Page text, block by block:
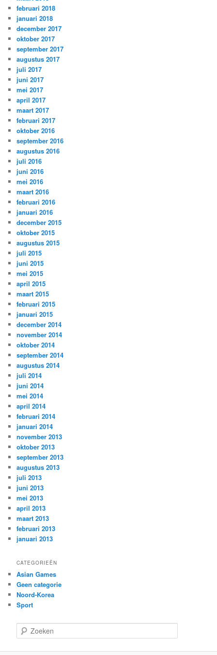
februari 2018
januari 2018
december 2017
oktober 2017
september 2017
augustus 2017
juli 2017
juni 2017
mei 2017
april 2017
maart 2017
februari 2017
oktober 2016
september 2016
augustus 2016
juli 2016
juni 2016
mei 2016
maart 2016
februari 2016
januari 2016
december 2015
oktober 2015
augustus 2015
juli 2015
juni 2015
mei 2015
april 2015
maart 2015
februari 2015
januari 2015
december 2014
november 2014
oktober 2014
september 2014
augustus 2014
juli 2014
juni 2014
mei 2014
april 2014
februari 2014
januari 2014
november 2013
oktober 2013
september 2013
augustus 2013
juli 2013
juni 2013
mei 2013
april 2013
maart 2013
februari 2013
januari 2013
CATEGORIEËN
Asian Games
Geen categorie
Noord-Korea
Sport
o